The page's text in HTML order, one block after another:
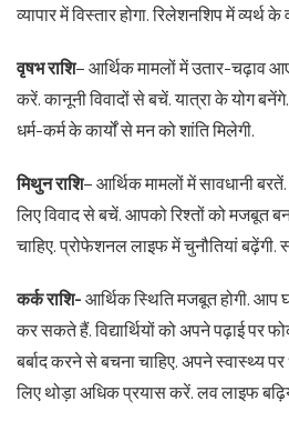
व्यापार में विस्तार होगा. रिलेशनशिप में व्यर्थ
वृषभ राशि– आर्थिक मामलों में उतार-चढ़ाव
करें. कानूनी विवादों से बचें. यात्रा के योग
धर्म-कर्म के कार्यों से मन को शांति मिलेगी.
मिथुन राशि– आर्थिक मामलों में सावधानी
लिए विवाद से बचें. आपको रिश्तों को मजबूत
चाहिए. प्रोफेशनल लाइफ में चुनौतियां बढ़ेंगी.
कर्क राशि- आर्थिक स्थिति मजबूत होगी. आप
कर सकते हैं. विद्यार्थियों को अपने पढ़ाई पर
बर्बाद करने से बचना चाहिए. अपने स्वास्थ्य
लिए थोड़ा अधिक प्रयास करें. लव लाइफ